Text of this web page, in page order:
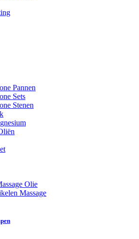
Pannen
Sets
Stenen
Olie
Massage